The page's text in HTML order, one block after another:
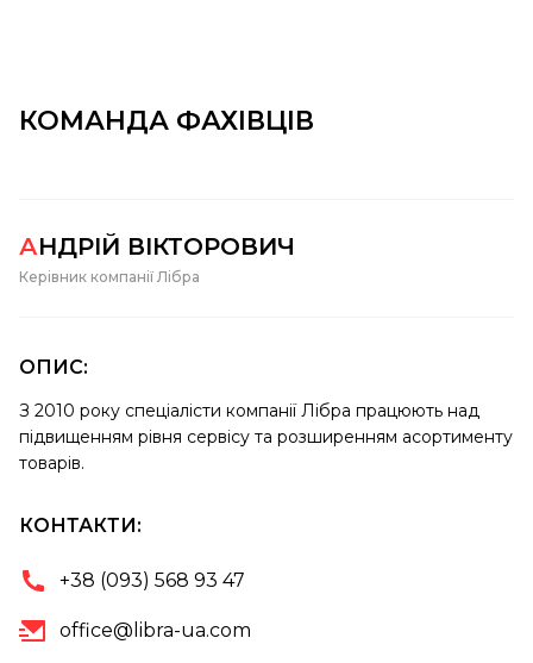
КОМАНДА ФАХІВЦІВ
АНДРІЙ ВІКТОРОВИЧ
Керівник компанії Лібра
ОПИС:
З 2010 року спеціалісти компанії Лібра працюють над
підвищенням рівня сервісу та розширенням асортименту
товарів.
КОНТАКТИ:
+38 (093) 568 93 47
office@libra-ua.com